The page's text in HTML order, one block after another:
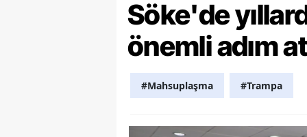
Söke'de
önemli adım
#Mahsuplaşma #Trampa